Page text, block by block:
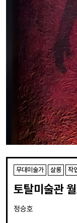
무대미술가 살롱 작
토탈미술관
정승호